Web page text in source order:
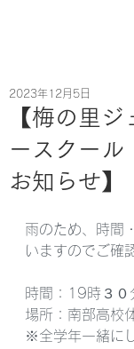
【梅の里
ースクール
お知らせ】
2023年12月5日
雨のため、時間
いますのでご確
時間：19時３
場所：南部高校
※全学年一緒に